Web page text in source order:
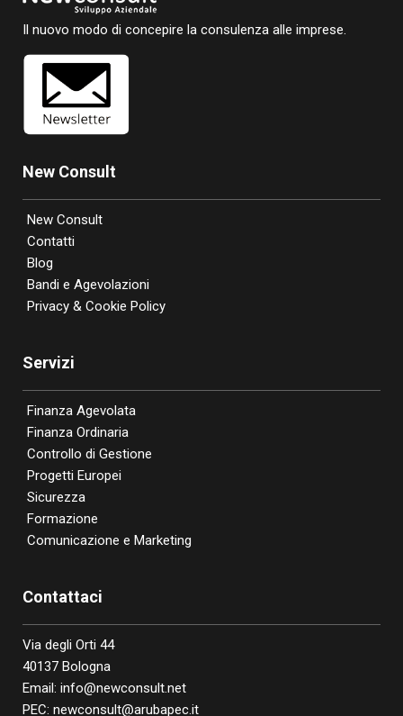
Il nuovo modo di concepire la consulenza alle imprese.
New Consult
New Consult
Contatti
Blog
Bandi e Agevolazioni
Privacy & Cookie Policy
Servizi
Finanza Agevolata
Finanza Ordinaria
Controllo di Gestione
Progetti Europei
Sicurezza
Formazione
Comunicazione e Marketing
Contattaci
Via degli Orti 44
40137 Bologna
Email: info@newconsult.net
PEC: newconsult@arubapec.it